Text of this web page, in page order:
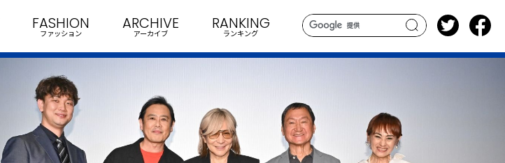
search
FASHION
ファッション
ARCHIVE
アーカイブ
RANKING
ランキング